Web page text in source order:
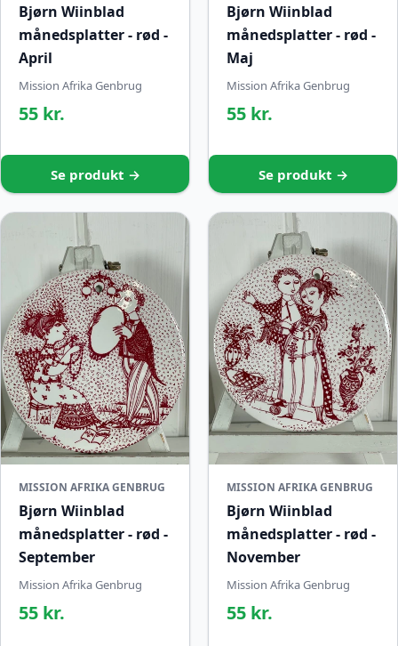
Bjørn Wiinblad
månedsplatter - rød -
April
Mission Afrika Genbrug
55 kr.
Se produkt →
Bjørn Wiinblad
månedsplatter - rød -
Maj
Mission Afrika Genbrug
55 kr.
Se produkt →
MISSION AFRIKA GENBRUG
Bjørn Wiinblad
månedsplatter - rød -
September
Mission Afrika Genbrug
55 kr.
MISSION AFRIKA GENBRUG
Bjørn Wiinblad
månedsplatter - rød -
November
Mission Afrika Genbrug
55 kr.